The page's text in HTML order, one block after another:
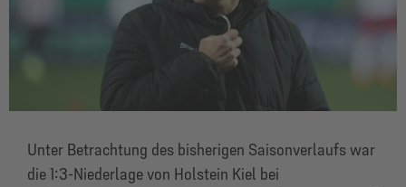
Unter Betrachtung des bisherigen Saisonverlaufs war
die 1:3-Niederlage von Holstein Kiel bei